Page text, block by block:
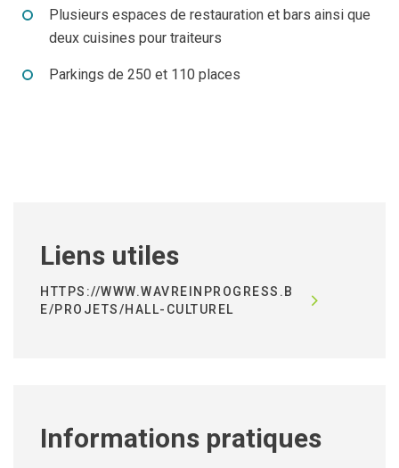
Plusieurs espaces de restauration et bars ainsi que
deux cuisines pour traiteurs
Parkings de 250 et 110 places
Liens utiles
HTTPS://WWW.WAVREINPROGRESS.B
E/PROJETS/HALL-CULTUREL
Informations pratiques